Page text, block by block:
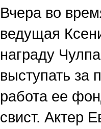
Вчера во
ведущая
награду
выступать
работа ее
свист. Актер